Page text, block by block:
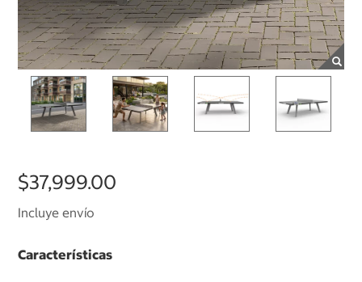
$37,999.00
Incluye envío
Características